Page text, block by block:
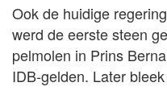
Ook de huidige
werd de eerste steen
pelmolen in Prins
IDB-gelden. Later